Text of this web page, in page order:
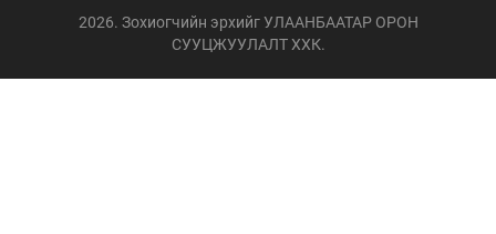
2026. Зохиогчийн эрхийг УЛААНБААТАР ОРОН
СУУЦЖУУЛАЛТ ХХК.